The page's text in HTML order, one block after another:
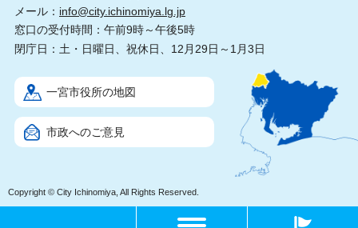
メール： info@city.ichinomiya.lg.jp
窓口の受付時間：午前9時～午後5時
閉庁日：土・日曜日、祝休日、12月29日～1月3日
一宮市役所の地図
市政へのご意見
Copyright © City Ichinomiya, All Rights Reserved.